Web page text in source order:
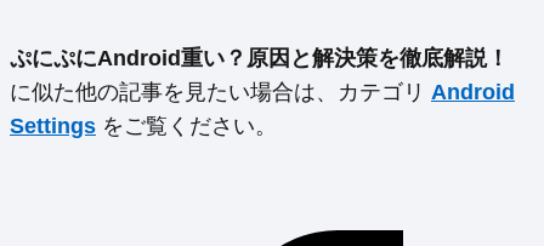
ぷにぷにAndroid重い？原因と解決策を徹底解説！
に似た他の記事を見たい場合は、カテゴリ Android
Settings をご覧ください。